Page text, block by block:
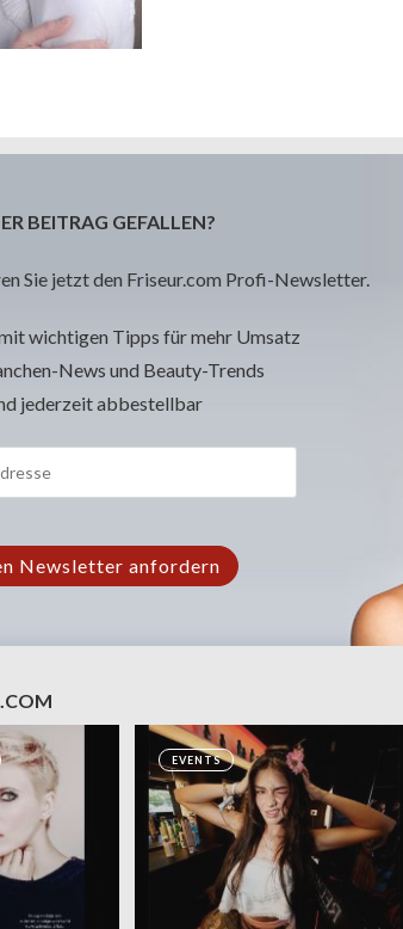
BEITRAG GEFALLEN?
Sie jetzt den Friseur.com Profi-Newsletter.
wichtigen Tipps für mehr Umsatz
News und Beauty-Trends
jederzeit abbestellbar
EVENTS